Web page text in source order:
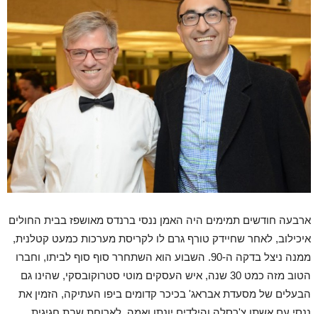
ארבעה חודשים תמימים היה האמן ננסי ברנדס מאושפז בבית החולים
איכילוב, לאחר שחיידק טורף גרם לו לקריסת מערכות כמעט קטלנית,
ממנה ניצל בדקה ה-90. השבוע הוא השתחרר סוף סוף לביתו, וחברו
הטוב מזה כמט 30 שנה, איש העסקים מוטי סטרוקובסקי, שהינו גם
הבעלים של מסעדת אבראג' בכיכר קדומים ביפו העתיקה, הזמין את